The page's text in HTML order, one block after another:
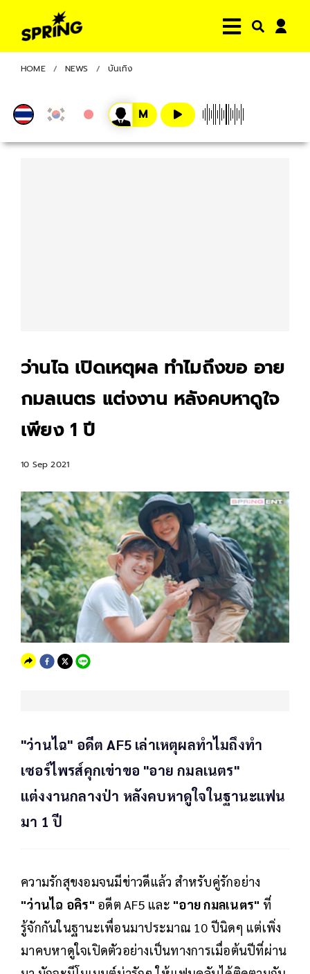
HOME NEWS บันเทิง
ว่านไฉ เปิดเหตุผล ทำไมถึงขอ อาย
กมลเนตร แต่งงาน หลังคบหาดูใจ
เพียง 1 ปี
10 Sep 2021
"ว่านไฉ" อดีต AF5 เล่าเหตุผลทำไมถึงทำ
เซอร์ไพรส์คุกเข่าขอ "อาย กมลเนตร"
แต่งงานกลางป่า หลังคบหาดูใจในฐานะแฟน
มา 1 ปี
ความรักสุขงอมจนมีข่าวดีแล้ว สำหรับคู่รักอย่าง
"ว่านไฉ อคิร" อดีต AF5 และ "อาย กมลเนตร" ที่
รู้จักกันในฐานะเพื่อนมาประมาณ 10 ปีนิดๆ แต่เพิ่ง
มาคบหาดูใจเปิดตัวอย่างเป็นทางการเมื่อต้นปีที่ผ่าน